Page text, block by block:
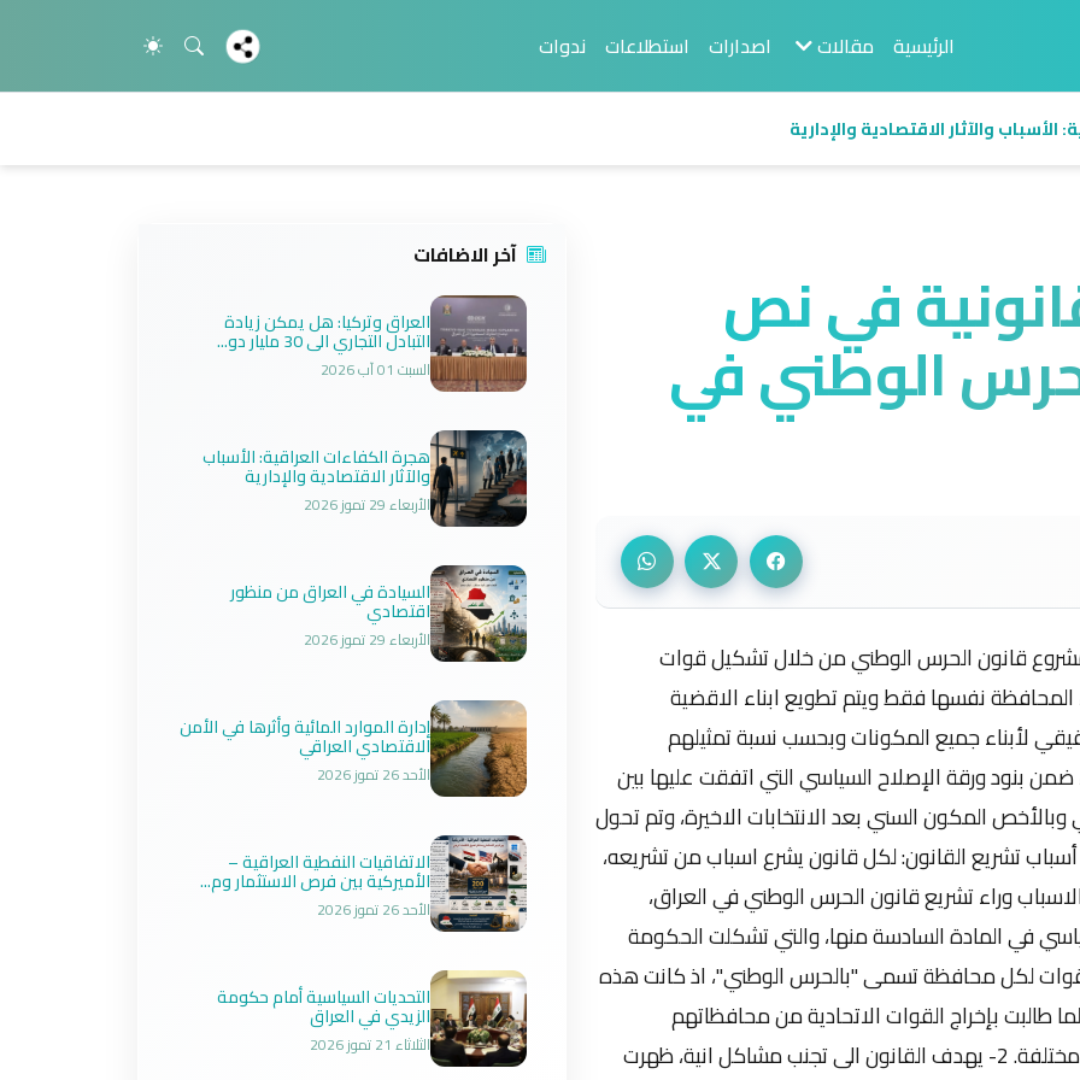
الرئيسية مقالات اصدارات استطلاعات ندوات
والآثار الاقتصادية والإدارية
في نص
الوطني في
متنوعة كل حسب منطقة وجوده ، والى تعدد الولاءات والعقيدة التي سيحملها هذا "الحرس"، وتغلغل المحاصصة القومية والطائفية الى كل مفاصل الدول العراقية من خلال تمثيل ابناء المحافظات قوميا ودينيا ومذهبيا في الحرس الوطني، مثلا يعتمد تمثيل محافظة كركوك بنسبة 32 بالمئة والعرب 32 بالمئة وللكرد بضمنها عناصر البيشمركة و32 بالمئة للتركمان و4 بالمئة للمسيحيين، ويعتمد تمثيل ابناء محافظة بغداد 50 بالمئة لكل طائفة من العرب، علما ان نسبة العرب الشيعة في بغداد هي اكبر من العرب السنة، فالعقيدة او الهوية التي ستسير عليها هذه القوات (في حال اقرار القانون) مستقبلا، هي من ستحدد مديات نجاحه من فشله، كما ستحدد ما سيشكله من فارق في كونه جاء لمعالجة الازمات التي يمر بها العراق ام اضافة لازمات اخرى ستتحملها الحكومة في المستقبل. 4- في راي بعض السياسيين هو شرعنه لعودة البعثيين من جديد، وعملية اقصاء للعراقيين الذين دافعوا عن الارض والمقدسات، فقد ذكر في المادة الثانية / ثانيا من المشروع ( تكون الأولوية لمنتسبي الجيش العراقي السابق من الضباط والمراتب والاستثناء من أي قوانين وضوابط أمنية وسياسية كقانون المساءلة والعدالة ولغاية رتبة عقيد على أنْ يتّمَ أعادتهم برتبة أعلى من التي كانوا يحملونها أكراماً لهم !! ) ان اغلب هؤلاء الضباط من الجيش السابق والذين لم يعودوا للخدمة العسكرية في بداية تشكيل الجيش العراقي هم من اعضاء حزب البعث المنحل والاجهزة القمعية للنظام السابق، كذلك هناك عدد منهم قد انظموا الى المجموعات المسلحة التي تقف ضد النظام السياسي الحالي في العراق وتقاتل الجيش والشرطة، لذلك ان ضمهم الى قوات الحرس الوطني يوفر فرصة لهم للتغلغل الى مفاصل الدولة، والتعاون مع المجموعات الارهابية، ولا ننسى كيف انسحبت الشرطة المحلية في الموصل والانبار امام تنظيم داعش الارهابي، وتركت اسلحتها ومعداتها، وبهذا ضمهم الى الحرس الوطني سيوفر حواضن مهمة للإرهاب في محافظاتهم. ثم نرى في الفقرة الثالثة من المادة الثانية تقول: " يمنع دمج المليشيات والتشكيلات العسكرية من غير القوات الرسمية في قوات الحرس الوطني"، ان ذلك فيه غبن كبير وظلم وتضييع لحقوق المقاومة العراقية ولقوات العشائر والصحوات التي حاربت ولا زالت تحارب الارهاب، وقدمت الاف الشهداء، علما ان القانون شرع اصلا لحصر السلاح بيد الدولة وضمان حقوق ابناء العراق الذين انتفضوا ضد الارهاب، لذلك ان استثناءهم، وضم ضباط ومراتب الجيش السابق سوف يخلق مصاعب عديدة قد لا تستطيع الحكومة حلها. 5- تؤكد نص المادة رابعا/ 4 على: "تمنع قوات الحرس الوطني تنفيذ اوامر الاعتقال او الاحتجاز مطلقا مع امكانية ان تقدم العون والمساعدة للأجهزة الأمنية المختصة التي تكون لديها اوامر قضائية بالاعتقال فقط"، وهنا يثار التساؤل حول جدوى تشكيل قوات جديدة وصرف مبالغ عليها وتسليحها، وهي ليس لديها الحق لاعتقال متهم او مجرم؟، علما ان من صميم عملها حماية المحافظة من الارهاب، كيف يتم ذلك وهي غير قادرة على اعتقال مجرم، هذا سيجعل منها عبئا على الدولة بدلا من ان تكون عونا لها. 6- لقد جاء في المادة الخامسة من مشروع القانون: "لا يجوز لقوات الحرس الوطني ان تمارس عملها خارج حدود المحافظة (مطلقا) كما لا يجوز دخول قوات من خارج المحافظة سواء من الجيش العراقي او الحرس الوطني لمحافظات أخرى، او بقية الأجهزة الأمنية من خارج المحافظة الا بعد موافقة السلطات المحلية المسؤولة داخل المحافظة او بناءا على طلبها استثناء إعلان حالة الطوارئ والحرب بقرار من (مجلس النواب)، افرغت هذ الفقرة الهدف الذي انشات من اجله قوات الحرس الوطني وهو محاربة الارهاب، وحماية العراق، وان منع دخول اي قوات اخرى للمحافظة كالجيش او الحرس الوطني، وربط القوة بالعمل في المحافظة فقط سوف يؤدي الى زيادة الفرقة بين المجتمع، ويضعف الروح الوطنية، اضافة الى مخالفته لمبدا السيادة للدولة من خلال تحريك القوات العسكرية في جزء من البلاد، كذلك ماذا لو رفضت جميع المحافظات العراقية دخول الجيش الى حدودها، حتى لو كانت في حالة حرب مع دولة خارجية؟ خاصة ونحن نشهد تعدد الولاءات لدول الجوار ، وماذا لو دخلت القوات الاتحادية الى محافظة ما دون موافقة السلطات المحلية لها؟ هل ستتعرض لها قوات الحرس الوطني لتلك المحافظة؟، وفي مثل هذه الحالة قد يؤدي هذا الى حدوث مواجهات بين القوات الاتحادية والحرس الوطني للمحافظات، والى زيادة التدخل الخارجي في شؤون البلاد من خلال اضعاف الجهد الاستخباراتي، لان عدم وجود قوات اتحادية في المحافظات سيجعل من الصعوبة اكتشاف الخلايا النائمة والجهات الاجنبية وتعقبها. 7- تشكيل قوات الحرس الوطني قد تكون طريقة أخرى للفساد المالي والإداري في البلاد، من خلال تتغلغل في تحديد الولاءات (من خلال تحديد الرتب العليا والمناصب التي ستقود هذه القوات)، والتدريب وصفقات التسليح والتفاصيل الأخرى التي قد تنعكس سلبا على الهدف من تشكيلها. كما ان الازمة المالية للدولة العراقية، لا تسمح باستحداث تشكيلات عسكرية حكومية جديدة، تضيف عبئا اضافيا على كاهل الخزينة العامة للدولة التي تعاني من العجز اصلا. 8- هذا القانون قد يكون حسب راي الكثيرين هو بداية لتجزأه الدولة الى وحدات منفصلة، وبداية خطيرة على وحدة ترابهاِ حينها تبدو وكأنها ( دويلات مدن ) وتوجدْ مناطق جديدة خارجة عن سلطة وسيطرة الحكومة الاتحادية ، ولا ننسي أن هذه (الجيوش) تحتاج الى تمويل، والكل يعلم ان المحافظات الجنوبية تمول اكثر من 80% من الميزانية، علما ان هذه المناطق تعاني الحرمان من مواردها وتحتاج الى اعمار وخدمات كثيرة، وهناك اصوات فيها تطالب بتشكيل الاقليم وهذا قد يقود الى ظهور مشاكل جديدة بدلا من حل المشاكل الموجودة حاليا. 9- ان مشروع الحرس الوطني هو امتداد لمشروع " جو بايدن" السيء الصيت حول تقسيم العراق، وبدعم من وكالة المخابرات الامريكية ال سي آي أي ، واللوبي الإسرائيلي ، والمدعوم
آخر الاضافات
العراق وتركيا: هل يمكن زيادة
التبادل التجاري الى 30 مليار دو...
السبت 01 آب 2026
هجرة الكفاءات العراقية: الأسباب
والآثار الاقتصادية والإدارية
الأربعاء 29 تموز 2026
السيادة في العراق من منظور
اقتصادي
الأربعاء 29 تموز 2026
إدارة الموارد المائية وأثرها في الأمن
الاقتصادي العراقي
الأحد 26 تموز 2026
الاتفاقيات النفطية العراقية –
الأميركية بين فرص الاستثمار وم...
الأحد 26 تموز 2026
التحديات السياسية أمام حكومة
الزيدي في العراق
الثلاثاء 21 تموز 2026